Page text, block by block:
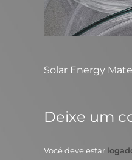
Solar Energy
Deixe um
Você deve estar